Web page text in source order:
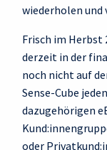
wiederholen
Frisch im Herbst
derzeit in der
noch nicht auf
Sense-Cube
dazugehörigen
oder